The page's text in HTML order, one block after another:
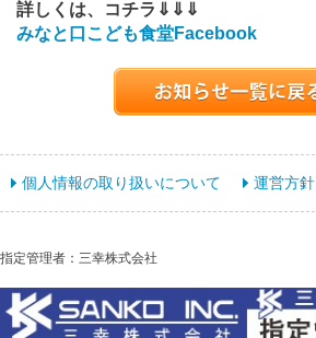
詳しくは、コチラ⇓⇓⇓
みなと口こども食堂Facebook
個人情報の取り扱いについて 運営方針
指定管理者：三幸株式会社